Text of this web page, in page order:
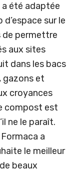
a été adaptée
sur le
de permettre
aux sites
dans les bacs
gazons et
croyances
compost est
ne le paraît.
a
le meilleur
beaux